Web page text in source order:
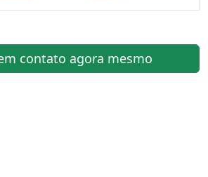
contato agora mesmo